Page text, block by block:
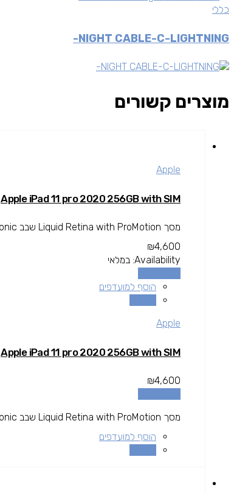
כללי
NIGHT CABLE-C-LIGHTNING-
מוצרים קשורים
Apple
Apple iPad 11 pro 2020 256GB with SIM
מסך Liquid Retina with ProMotion שבב A12Z Bionic מצלמות מקצועיות עם סורק LiDAR חיישן Face ID חיבור USB-C תמיכה ב-Apple...
₪4,600
Availability: במלאי
הוסף למועדפים
Apple
Apple iPad 11 pro 2020 256GB with SIM
₪4,600
מסך Liquid Retina with ProMotion שבב A12Z Bionic מצלמות מקצועיות עם סורק LiDAR חיישן Face ID חיבור USB-C תמיכה ב-Apple...
הוסף למועדפים